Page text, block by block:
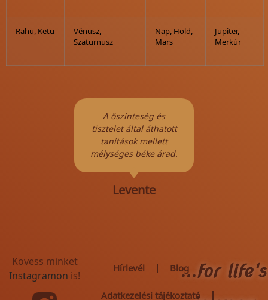
Rahu, Ketu Vénusz,
Szaturnusz
Nap, Hold,
Mars
Jupiter,
Merkúr
A őszinteség és
tisztelet által áthatott
tanítások mellett
mélységes béke árad.
Levente
...for life's
Hírlevél Blog
Adatkezelési tájékoztató
Kövess minket
Instagramon is!